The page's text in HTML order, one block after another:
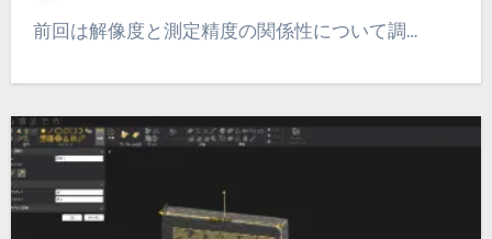
前回は解像度と測定精度の関係性について調…